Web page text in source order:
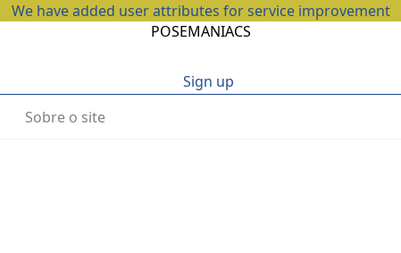
We have added user attributes for service improvement
POSEMANIACS
Sign up
Sobre o site